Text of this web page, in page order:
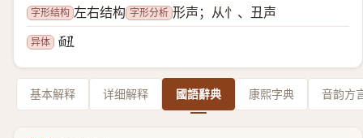
字形结构 左右结构 字形分析 形声；从忄、丑声
异体
基本解释 详细解释 國語辭典 康熙字典 音韵方